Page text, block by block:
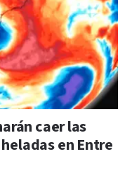
caer las
en Entre